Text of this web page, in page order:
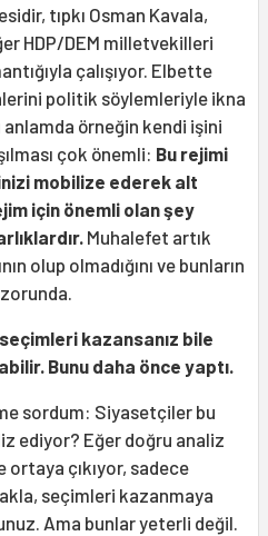
tıpkı Osman Kavala,
HDP/DEM milletvekilleri
çalışıyor. Elbette
politik söylemleriyle ikna
örneğin kendi işini
çok önemli: Bu rejimi
mobilize ederek alt
için önemli olan şey
Muhalefet artık
olup olmadığını ve bunların
kazansanız bile
Bunu daha önce yaptı.
sordum: Siyasetçiler bu
ediyor? Eğer doğru analiz
çıkıyor, sadece
seçimleri kazanmaya
Ama bunlar yeterli değil.